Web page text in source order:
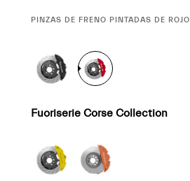
CURRENT
PINZAS DE FRENO PINTADAS DE ROJO
Fuoriserie Corse Collection